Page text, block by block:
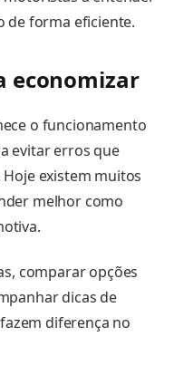
de forma eficiente.
economizar
o funcionamento
evitar erros que
existem muitos
melhor como
comparar opções
dicas de
diferença no